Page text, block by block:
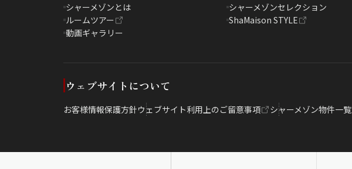
シャーメゾンとは
シャーメゾンセレクション
ルームツアー
ShaMaison STYLE
動画ギャラリー
ウェブサイトについて
お客様情報保護方針ウェブサイト利用上のご留意事項 シャーメゾン物件一覧